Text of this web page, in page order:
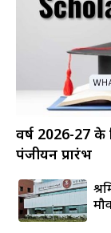
वर्ष 2026-27 के
पंजीयन प्रारंभ